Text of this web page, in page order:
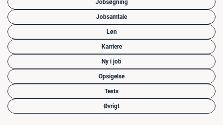
Jobsøgning
Jobsamtale
Løn
Karriere
Ny i job
Opsigelse
Tests
Øvrigt